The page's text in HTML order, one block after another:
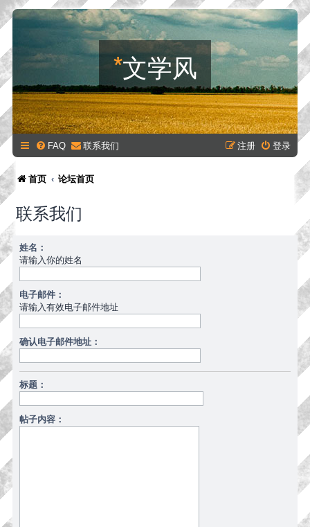
*文学风
FAQ 联系我们 登录
注册
首页 论坛首页
联系我们
姓名：
请输入你的姓名
电子邮件：
请输入有效电子邮件地址
确认电子邮件地址：
标题：
帖子内容：